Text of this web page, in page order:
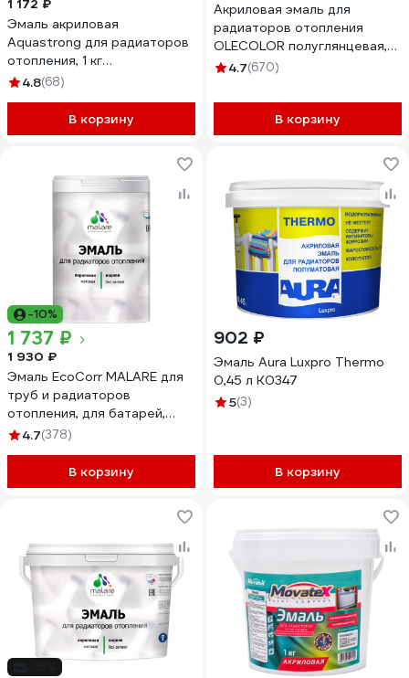
1 172 ₽
Эмаль акриловая
Aquastrong для радиаторов
отопления, 1 кг
4607130861653
4.8(68)
В корзину
Акриловая эмаль для
радиаторов отопления
OLECOLOR полуглянцевая,
0.5 кг 4300007666
4.7(670)
В корзину
-10%
1 737 ₽
1 930 ₽
Эмаль EcoCorr MALARE для
труб и радиаторов
отопления, для батарей,
водная акриловая без запаха
кг ЭЭКОЗЕММ0100
4.7(378)
В корзину
902 ₽
Эмаль Aura Luxpro Thermo
0,45 л K0347
5(3)
В корзину